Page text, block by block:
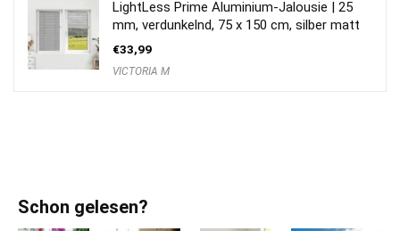
LightLess Prime Aluminium-Jalousie | 25
mm, verdunkelnd, 75 x 150 cm, silber matt
€33,99
VICTORIA M
Schon gelesen?